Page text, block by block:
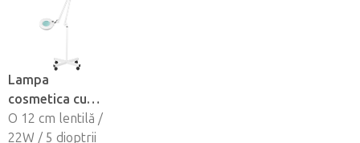
Lampa
cosmetica cu
lupa BeautyOne
S4 cu suport
O 12 cm lentilă /
22W / 5 dioptrii